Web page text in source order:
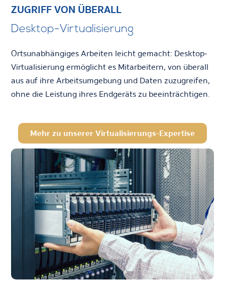
ZUGRIFF VON ÜBERALL
Desktop-Virtualisierung
Ortsunabhängiges Arbeiten leicht gemacht: Desktop-
Virtualisierung ermöglicht es Mitarbeitern, von überall
aus auf ihre Arbeitsumgebung und Daten zuzugreifen,
ohne die Leistung ihres Endgeräts zu beeinträchtigen.
Mehr zu unserer Virtualisierungs-Expertise